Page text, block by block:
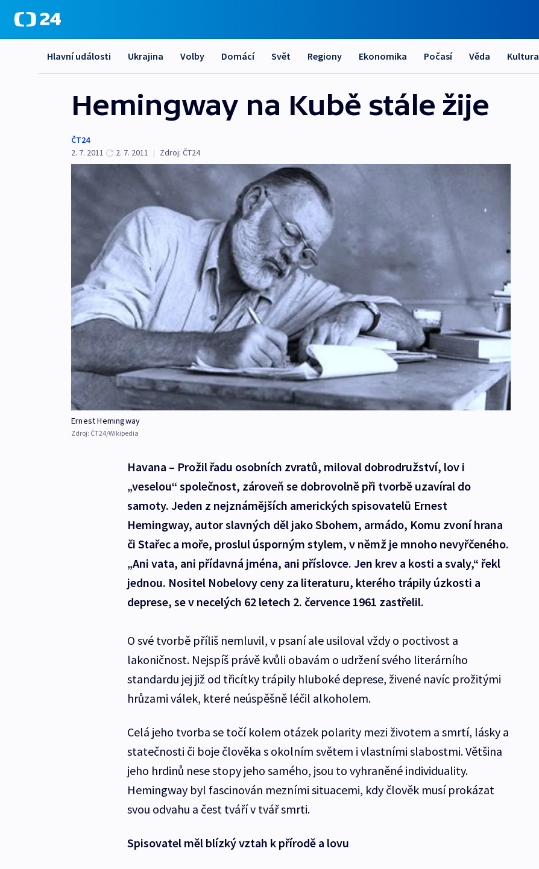
Hlavní události Ukrajina Volby Domácí Svět Regiony Ekonomika Počasí Věda Kultura
Hemingway na Kubě stále žije
ČT24
2. 7. 2011
2. 7. 2011 | Zdroj: ČT24
Ernest Hemingway
Zdroj: ČT24/Wikipedia
Havana – Prožil řadu osobních zvratů, miloval dobrodružství, lov i
„veselou“ společnost, zároveň se dobrovolně při tvorbě uzavíral do
samoty. Jeden z nejznámějších amerických spisovatelů Ernest
Hemingway, autor slavných děl jako Sbohem, armádo, Komu zvoní hrana
či Stařec a moře, proslul úsporným stylem, v němž je mnoho nevyřčeného.
„Ani vata, ani přídavná jména, ani příslovce. Jen krev a kosti a svaly,“ řekl
jednou. Nositel Nobelovy ceny za literaturu, kterého trápily úzkosti a
deprese, se v necelých 62 letech 2. července 1961 zastřelil.
O své tvorbě příliš nemluvil, v psaní ale usiloval vždy o poctivost a
lakoničnost. Nejspíš právě kvůli obavám o udržení svého literárního
standardu jej již od třicítky trápily hluboké deprese, živené navíc prožitými
hrůzami válek, které neúspěšně léčil alkoholem.
Celá jeho tvorba se točí kolem otázek polarity mezi životem a smrtí, lásky a
statečnosti či boje člověka s okolním světem i vlastními slabostmi. Většina
jeho hrdinů nese stopy jeho samého, jsou to vyhraněné individuality.
Hemingway byl fascinován mezními situacemi, kdy člověk musí prokázat
svou odvahu a čest tváří v tvář smrti.
Spisovatel měl blízký vztah k přírodě a lovu